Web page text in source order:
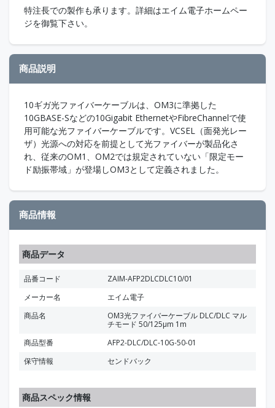
特注長での製作も承ります。詳細はエイム電子ホームペー
ジを御覧下さい。
商品説明
10ギガ光ファイバーケーブルは、OM3に準拠した
10GBASE-Sなどの10Gigabit EthernetやFibreChannelで使
用可能な光ファイバーケーブルです。VCSEL（面発光レー
ザ）光源への対応を前提として光ファイバーが製品化さ
れ、従来のOM1、OM2では規定されていない「限定モー
ド励振帯域」が登場しOM3として定義されました。
商品情報
商品データ
品番コード
ZAIM-AFP2DLCDLC10/01
メーカー名
エイム電子
商品名
OM3光ファイバーケーブル DLC/DLC マル
チモード 50/125μm 1m
商品型番
AFP2-DLC/DLC-10G-50-01
保守情報
センドバック
商品スペック情報